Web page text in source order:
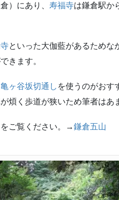
）にあり、 寿福寺は鎌倉駅か
といった大伽藍があるためな
きます。
亀ヶ谷坂切通し を使うのがおす
煩く歩道が狭いため筆者はあ
ご覧ください。→鎌倉五山